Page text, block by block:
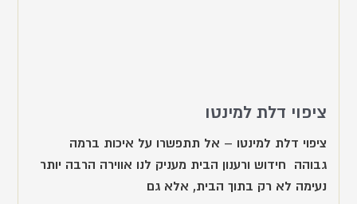
ציפוי דלת למינטו
ציפוי דלת למינטו – אל תתפשרו על איכות ברמה
גבוהה חידוש ורענון הבית מעניק לנו אווירה הרבה יותר
נעימה לא רק בתוך הבית, אלא גם